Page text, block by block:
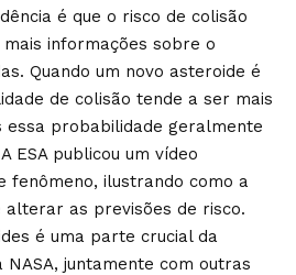
é que o risco de colisão
mais informações sobre o
Quando um novo asteroide é
de colisão tende a ser mais
essa probabilidade geralmente
ESA publicou um vídeo
fenômeno, ilustrando como a
as previsões de risco.
é uma parte crucial da
NASA, juntamente com outras